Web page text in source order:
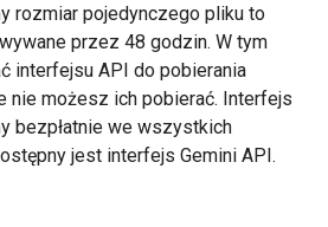
rozmiar pojedynczego pliku to
przez 48 godzin. W tym
interfejsu API do pobierania
nie możesz ich pobierać. Interfejs
bezpłatnie we wszystkich
jest interfejs Gemini API.